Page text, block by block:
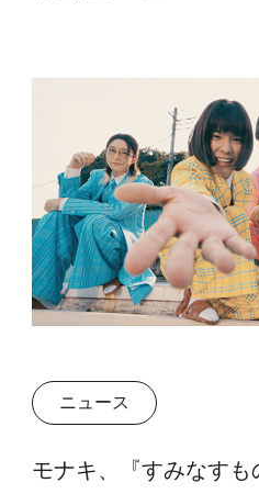
ニュース
モナキ、『すみなすも